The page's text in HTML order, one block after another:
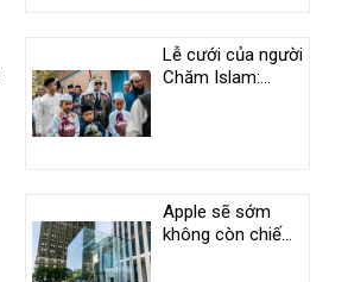
Lễ cưới của người
Chăm Islam:
Apple sẽ sớm
không còn chiếm